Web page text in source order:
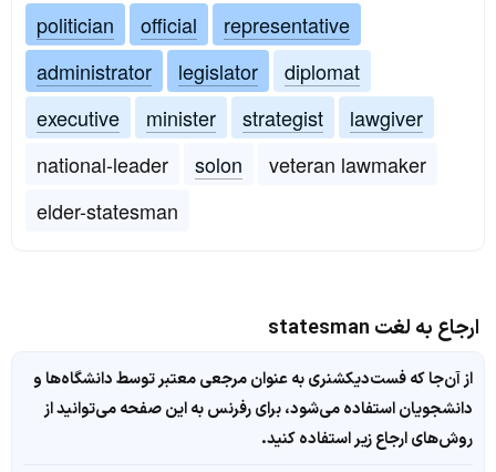
politician
official
representative
administrator
legislator
diplomat
executive
minister strategist
lawgiver
national-leader
solon
veteran lawmaker
elder-statesman
ارجاع به لغت statesman
از آن‌جا که فست‌دیکشنری به عنوان مرجعی معتبر توسط دانشگاه‌ها و
دانشجویان استفاده می‌شود، برای رفرنس به این صفحه می‌توانید از
روش‌های ارجاع زیر استفاده کنید.